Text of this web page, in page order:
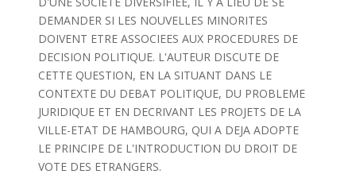
DEMANDER SI LES NOUVELLES MINORITES
DOIVENT ETRE ASSOCIEES AUX PROCEDURES DE
DECISION POLITIQUE. L'AUTEUR DISCUTE DE
CETTE QUESTION, EN LA SITUANT DANS LE
CONTEXTE DU DEBAT POLITIQUE, DU PROBLEME
JURIDIQUE ET EN DECRIVANT LES PROJETS DE LA
VILLE-ETAT DE HAMBOURG, QUI A DEJA ADOPTE
LE PRINCIPE DE L'INTRODUCTION DU DROIT DE
VOTE DES ETRANGERS.